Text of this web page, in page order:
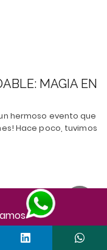
MAGIA EN
hermoso evento que
Hace poco, tuvimos
versión escritorio